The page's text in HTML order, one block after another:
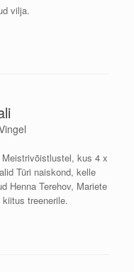
vilja.
kus 4 x
Türi naiskond, kelle
Henna Terehov, Mariete
treenerile.